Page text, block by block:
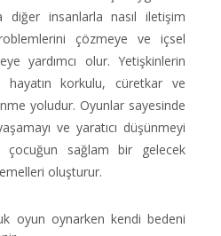
diğer insanlarla nasıl iletişim
çözmeye ve içsel
yardımcı olur. Yetişkinlerin
hayatın korkulu, cüretkar ve
yoludur. Oyunlar sayesinde
ve yaratıcı düşünmeyi
çocuğun sağlam bir gelecek
oluşturur.
oyun oynarken kendi bedeni